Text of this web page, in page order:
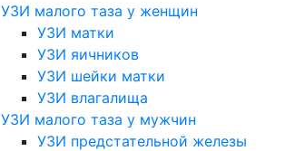
УЗИ малого таза у женщин
УЗИ матки
УЗИ яичников
УЗИ шейки матки
УЗИ влагалища
УЗИ малого таза у мужчин
УЗИ предстательной железы